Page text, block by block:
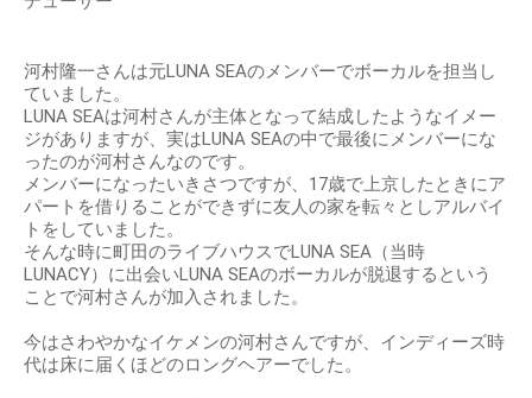
河村隆一さんは元LUNA SEAのメンバーでボーカルを担当し
ていました。
LUNA SEAは河村さんが主体となって結成したようなイメー
ジがありますが、実はLUNA SEAの中で最後にメンバーにな
ったのが河村さんなのです。
メンバーになったいきさつですが、17歳で上京したときにア
パートを借りることができずに友人の家を転々としアルバイ
トをしていました。
そんな時に町田のライブハウスでLUNA SEA（当時
LUNACY）に出会いLUNA SEAのボーカルが脱退するという
ことで河村さんが加入されました。
今はさわやかなイケメンの河村さんですが、インディーズ時
代は床に届くほどのロングヘアーでした。